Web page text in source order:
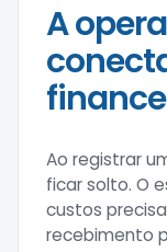
A
Ao registrar
ficar solto. O
custos
recebimento